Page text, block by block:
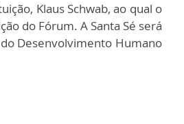
Klaus Schwab, ao qual o
do Fórum. A Santa Sé será
Desenvolvimento Humano